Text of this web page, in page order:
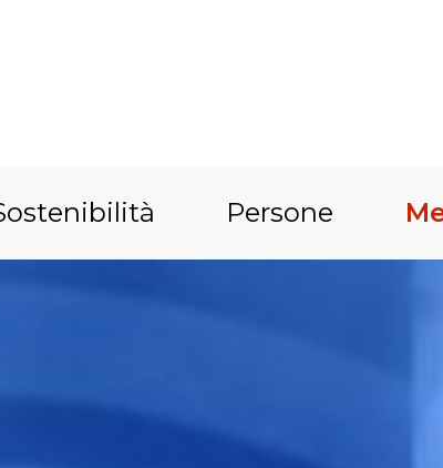
Persone